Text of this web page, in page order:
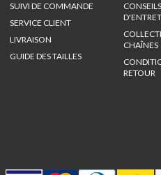
SUIVI DE COMMANDE
SERVICE CLIENT
LIVRAISON
GUIDE DES TAILLES
CHAÎNES
RETOUR